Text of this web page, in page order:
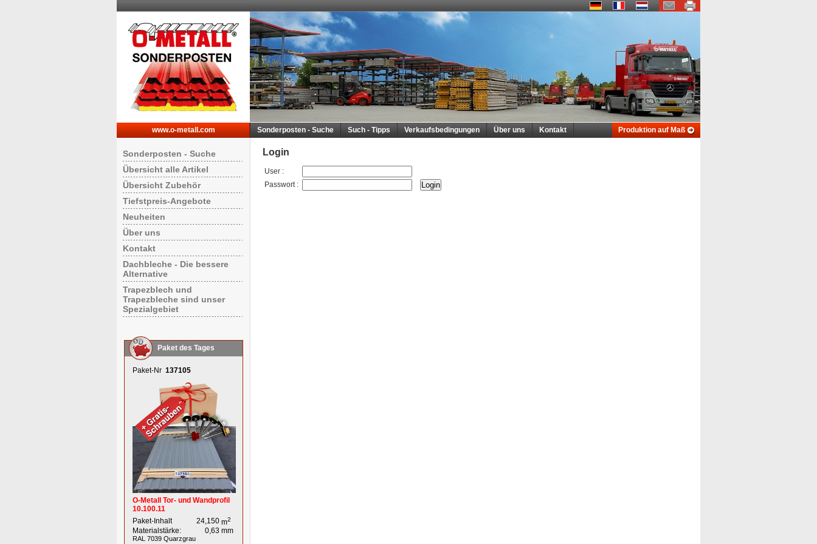
www.o-metall.com Sonderposten - Suche Such - Tipps Verkaufsbedingungen Über uns Kontakt Produktion auf Maß
Sonderposten - Suche
Übersicht alle Artikel
Übersicht Zubehör
Tiefstpreis-Angebote
Neuheiten
Über uns
Kontakt
Dachbleche - Die bessere
Alternative
Trapezblech und
Trapezbleche sind unser
Spezialgebiet
Paket des Tages
Paket-Nr 137105
O-Metall Tor- und Wandprofil
10.100.11
Paket-Inhalt
24,150 m2
Materialstärke: 0,63 mm
RAL 7039 Quarzgrau
Login
User :
Passwort: